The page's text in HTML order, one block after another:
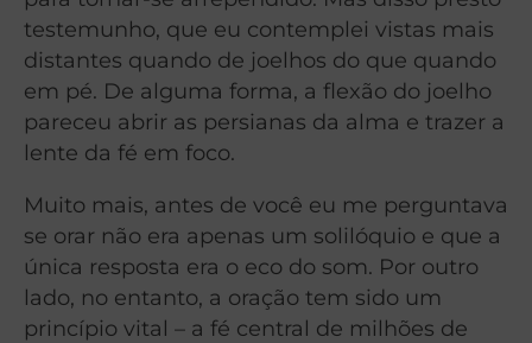
testemunho, que eu contemplei vistas mais
distantes quando de joelhos do que quando
em pé. De alguma forma, a flexão do joelho
pareceu abrir as persianas da alma e trazer a
lente da fé em foco.
Muito mais, antes de você eu me perguntava
se orar não era apenas um solilóquio e que a
única resposta era o eco do som. Por outro
lado, no entanto, a oração tem sido um
princípio vital – a fé central de milhões de